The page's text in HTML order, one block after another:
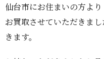
仙台市にお住まいの方より
お買取させていただきま
きます。